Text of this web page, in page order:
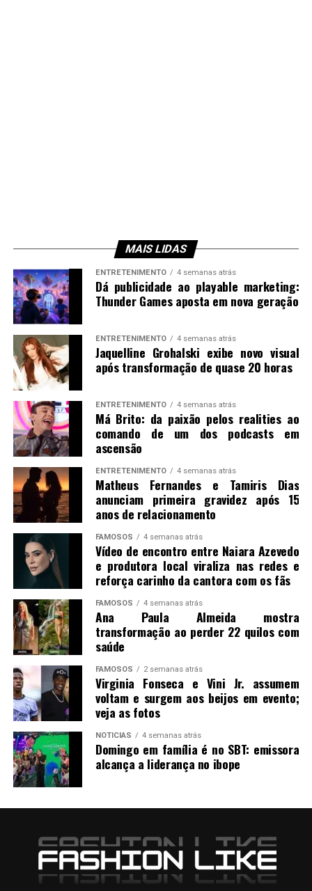
MAIS LIDAS
ENTRETENIMENTO 4 semanas atrás
Dá publicidade ao playable marketing:
Thunder Games aposta em nova geração
ENTRETENIMENTO 4 semanas atrás
Jaquelline Grohalski exibe novo visual
após transformação de quase 20 horas
ENTRETENIMENTO 4 semanas atrás
Má Brito: da paixão pelos realities ao
comando de um dos podcasts em
ascensão
ENTRETENIMENTO 4 semanas atrás
Matheus Fernandes e Tamiris Dias
anunciam primeira gravidez após 15
anos de relacionamento
FAMOSOS 4 semanas atrás
Vídeo de encontro entre Naiara Azevedo
e produtora local viraliza nas redes e
reforça carinho da cantora com os fãs
FAMOSOS 4 semanas atrás
Ana Paula Almeida mostra
transformação ao perder 22 quilos com
saúde
FAMOSOS 2 semanas atrás
Virginia Fonseca e Vini Jr. assumem
voltam e surgem aos beijos em evento;
veja as fotos
NOTICIAS 4 semanas atrás
Domingo em família é no SBT: emissora
alcança a liderança no ibope